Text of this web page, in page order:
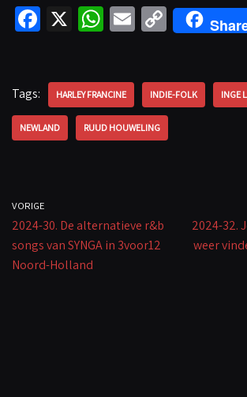
Fa
o
o
k
X W
sA
p
p
E C
o
y
Li
n
Tags: HARLEY FRANCINE INDIE-FOLK INGE
NEWLAND RUUD HOUWELING
VORIGE
2024-30. De alternatieve r&b
songs van SYNGA in 3voor12
Noord-Holland
2024-32.
weer